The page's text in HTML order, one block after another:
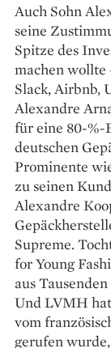
Auch Sohn
seine
Spitze des
machen wollte
Slack, Airbnb,
Alexandre
für eine 80-%-
deutschen
Prominente
zu seinen
Alexandre
Supreme.
for Young
aus
Und LVMH
vom
gerufen